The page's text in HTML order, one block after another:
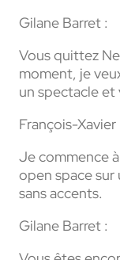
Gilane Barret :
Vous quittez
moment, je
un spectacle et
François-Xavier
Je commence
open space sur
sans accents.
Gilane Barret :